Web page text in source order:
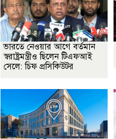
ভারতে নেওয়ার আগে বর্তমান
স্বরাষ্ট্রমন্ত্রীও ছিলেন টিএফআই
সেলে: চিফ প্রসিকিউটর